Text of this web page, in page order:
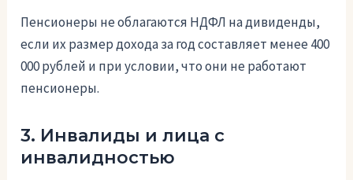
Пенсионеры не облагаются НДФЛ на дивиденды,
если их размер дохода за год составляет менее 400
000 рублей и при условии, что они не работают
пенсионеры.
3. Инвалиды и лица с
инвалидностью